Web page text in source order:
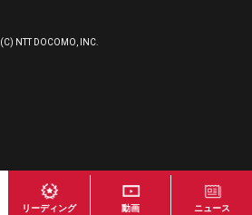
リーディング 動画 ニュース
(C) NTT DOCOMO, INC.